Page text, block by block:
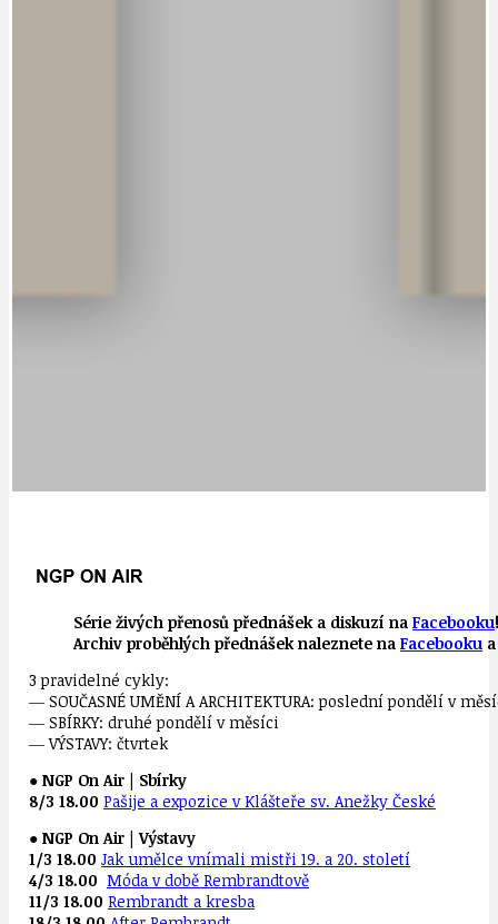
Série živých přenosů přednášek a diskuzí na Facebooku
Archiv proběhlých přednášek naleznete na Facebooku
3 pravidelné cykly:
― SOUČASNÉ UMĚNÍ A ARCHITEKTURA: poslední pondělí v
― SBÍRKY: druhé pondělí v měsíci
― VÝSTAVY: čtvrtek
● NGP On Air | Sbírky
8/3 18.00 Pašije a expozice v Klášteře sv. Anežky České
● NGP On Air | Výstavy
1/3 18.00 Jak umělce vnímali mistři 19. a 20. století
4/3 18.00 Móda v době Rembrandtově
11/3 18.00 Rembrandt a kresba